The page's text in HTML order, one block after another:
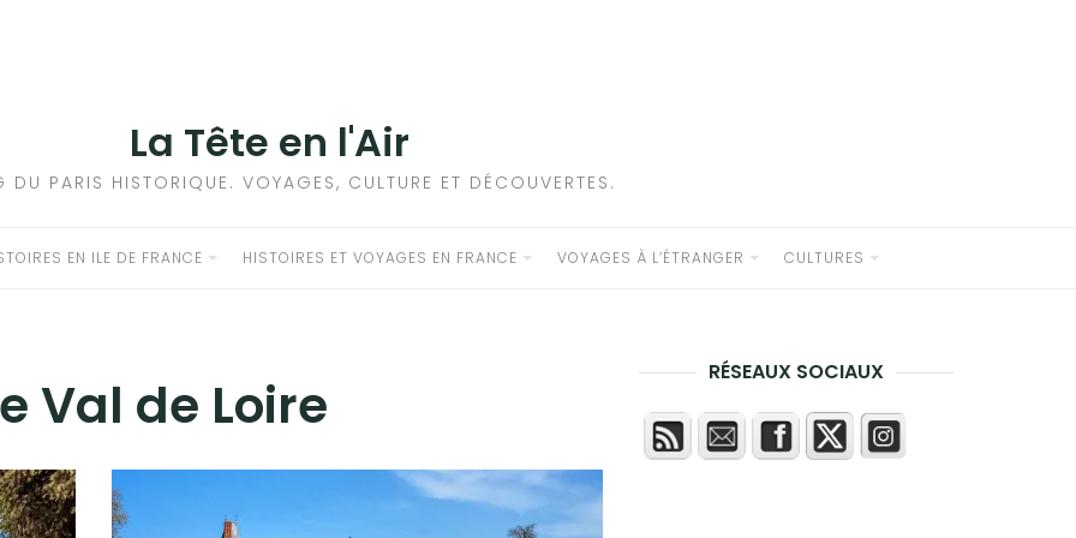
La Tête en l'Air
DU PARIS HISTORIQUE. VOYAGES, CULTURE ET DÉCOUVERTES.
EN ILE DE FRANCE HISTOIRES ET VOYAGES EN FRANCE VOYAGES À L’ÉTRANGER CULTURES
Val de Loire RÉSEAUX SOCIAUX